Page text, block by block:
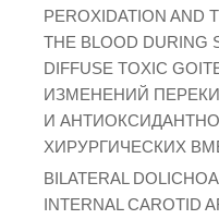
PEROXIDATION AND
THE BLOOD DURING
DIFFUSE TOXIC
ИЗМЕНЕНИЙ
И
ХИРУРГИЧЕСКИХ
ВILATERAL
INTERNAL CAROTID